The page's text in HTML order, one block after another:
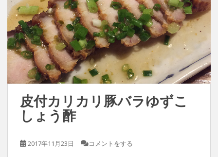
皮付カリカリ豚バラゆずこ
しょう酢
2017年11月23日 コメントをする